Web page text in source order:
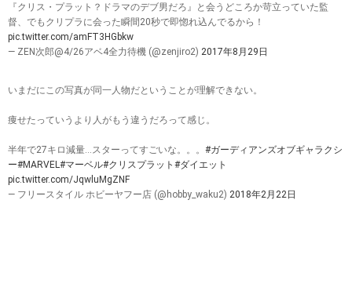
『クリス・プラット？ドラマのデブ男だろ』と会うどころか苛立っていた監
督、でもクリプラに会った瞬間20秒で即惚れ込んでるから！
pic.twitter.com/amFT3HGbkw
— ZEN次郎@4/26アベ4全力待機 (@zenjiro2) 2017年8月29日
いまだにこの写真が同一人物だということが理解できない。
痩せたっていうより人がもう違うだろって感じ。
半年で27キロ減量…スターってすごいな。。。 #ガーディアンズオブギャラクシ
ー#MARVEL #マーベル#クリスプラット #ダイエット
pic.twitter.com/JqwluMgZNF
— フリースタイル ホビーヤフー店 (@hobby_waku2) 2018年2月22日